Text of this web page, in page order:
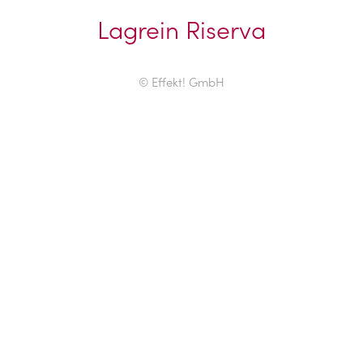
Lagrein Riserva
© Effekt! GmbH